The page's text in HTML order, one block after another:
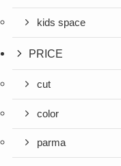
kids space
PRICE
cut
color
parma